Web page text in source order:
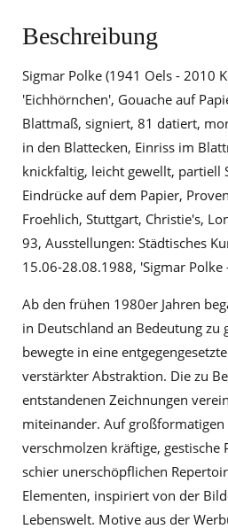
Beschreibung
Sigmar Polke (1941 Oels - 2010
'Eichhörnchen', Gouache auf
Blattmaß, signiert, 81 datiert,
in den Blattecken, Einriss im
knickfaltig, leicht gewellt, partiell
Eindrücke auf dem Papier,
Froehlich, Stuttgart, Christie's,
93, Ausstellungen: Städtisches
15.06-28.08.1988, 'Sigmar Polke
Ab den frühen 1980er Jahren
in Deutschland an Bedeutung zu
bewegte in eine
verstärkter Abstraktion. Die zu
entstandenen Zeichnungen
miteinander. Auf großformatigen
verschmolzen kräftige, gestische
schier unerschöpflichen
Elementen, inspiriert von der
Lebenswelt. Motive aus der